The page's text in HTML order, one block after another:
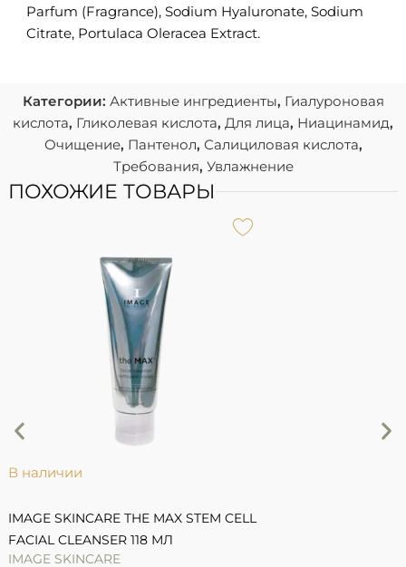
Parfum (Fragrance), Sodium Hyaluronate, Sodium
Citrate, Portulaca Oleracea Extract.
Категории: Активные ингредиенты, Гиалуроновая
кислота, Гликолевая кислота, Для лица, Ниацинамид,
Очищение, Пантенол, Салициловая кислота,
Требования, Увлажнение
ПОХОЖИЕ ТОВАРЫ
В наличии
IMAGE SKINCARE THE MAX STEM CELL
FACIAL CLEANSER 118 МЛ
IMAGE SKINCARE